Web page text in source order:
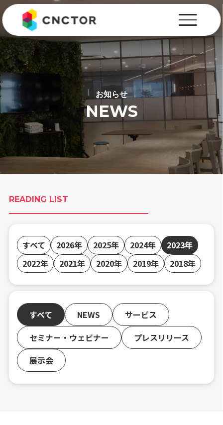
お知らせ
NEWS
READING LIST
すべて 2026年 2025年 2024年
2023年
2022年
2021年 2020年 2019年 2018年
すべて NEWS
サービス
セミナー・ウェビナー
プレスリリース
展示会